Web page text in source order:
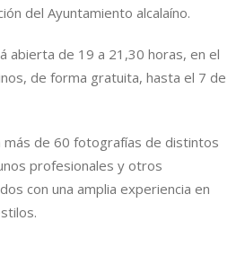
del Ayuntamiento alcalaíno.
abierta de 19 a 21,30 horas, en el
de forma gratuita, hasta el 7 de
más de 60 fotografías de distintos
profesionales y otros
con una amplia experiencia en